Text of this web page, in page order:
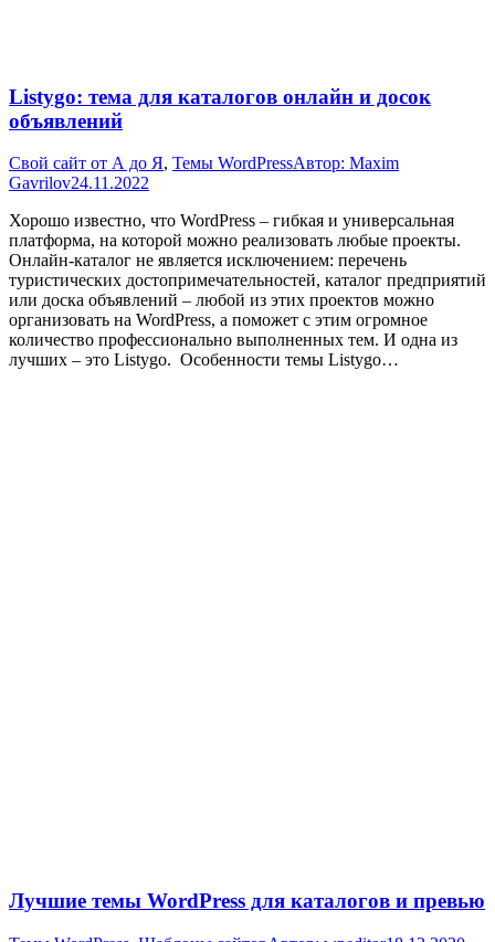
Listygo: тема для каталогов онлайн и досок
объявлений
Свой сайт от А до Я, Темы WordPressАвтор: Maxim
Gavrilov24.11.2022
Хорошо известно, что WordPress – гибкая и универсальная
платформа, на которой можно реализовать любые проекты.
Онлайн-каталог не является исключением: перечень
туристических достопримечательностей, каталог предприятий
или доска объявлений – любой из этих проектов можно
организовать на WordPress, а поможет с этим огромное
количество профессионально выполненных тем. И одна из
лучших – это Listygo. Особенности темы Listygo…
Лучшие темы WordPress для каталогов и превью